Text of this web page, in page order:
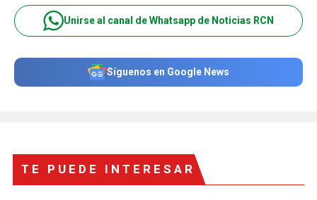
Unirse al canal de Whatsapp de Noticias RCN
Síguenos en Google News
TE PUEDE INTERESAR